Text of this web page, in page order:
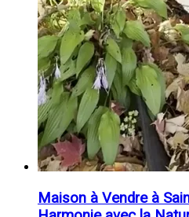
Maison à Vendre à